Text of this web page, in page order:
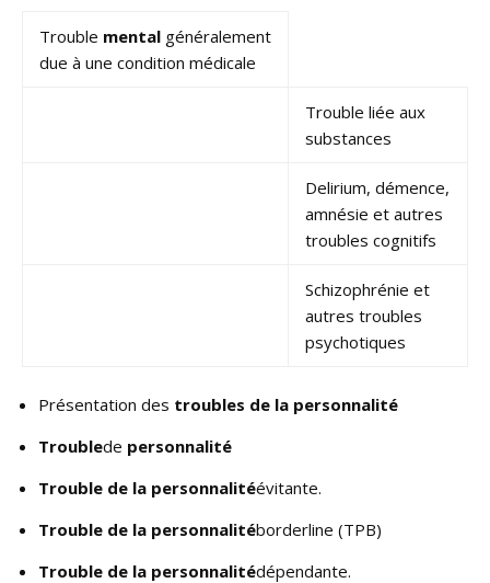
Trouble mental généralement
due à une condition médicale
Trouble liée aux
substances
Delirium, démence,
amnésie et autres
troubles cognitifs
Schizophrénie et
autres troubles
psychotiques
Présentation des troubles de la personnalité
Troublede personnalité
Trouble de la personnalitéévitante.
Trouble de la personnalitéborderline (TPB)
Trouble de la personnalitédépendante.